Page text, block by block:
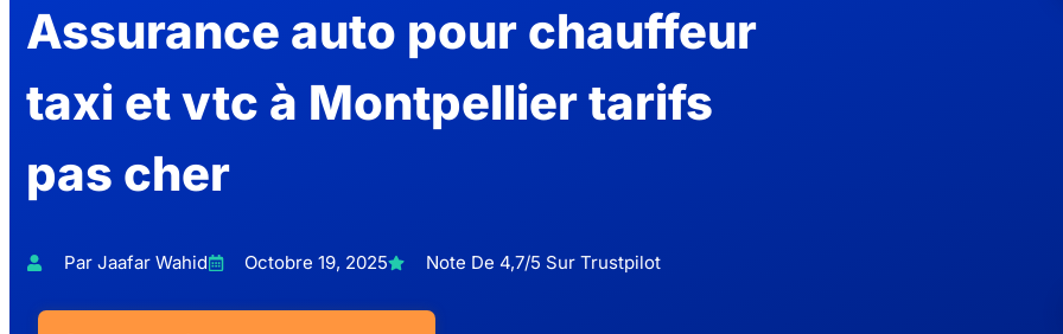
Assurance auto pour chauffeur
taxi et vtc à Montpellier tarifs
pas cher
Par Jaafar Wahid Octobre 19, 2025 Note De 4,7/5 Sur Trustpilot